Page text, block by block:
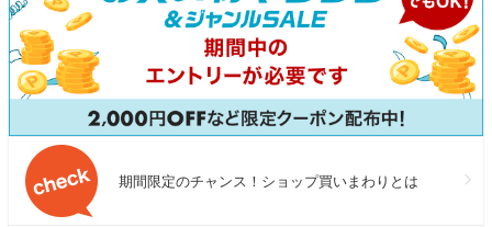
期間限定のチャンス！ショップ買いまわりとは